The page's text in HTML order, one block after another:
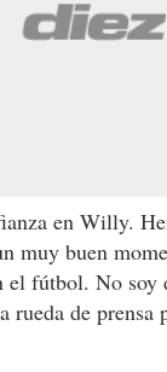
en Willy.
muy buen
el fútbol. No soy
rueda de prensa